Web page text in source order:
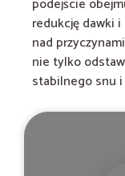
podejście
redukcję dawki
nad
nie tylko
stabilnego snu